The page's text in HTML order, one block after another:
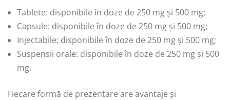
Tablete: disponibile în doze de 250 mg și 500 mg;
Capsule: disponibile în doze de 250 mg și 500 mg;
Injectabile: disponibile în doze de 250 mg și 500 mg;
Suspensii orale: disponibile în doze de 250 mg și 500
mg.
Fiecare formă de prezentare are avantaje și